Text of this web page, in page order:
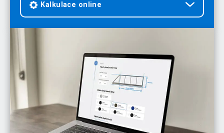
Kalkulace online